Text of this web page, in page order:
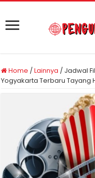
Home /Lainnya / Jadwal
Yogyakarta Terbaru Tayang